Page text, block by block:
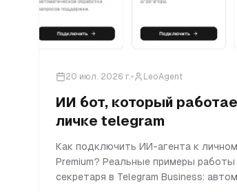
20 июл. 2026 г. LeoAgent
ИИ бот, который
личке telegram
Как подключить ИИ-агента к
Premium? Реальные примеры
секретаря в Telegram Business: